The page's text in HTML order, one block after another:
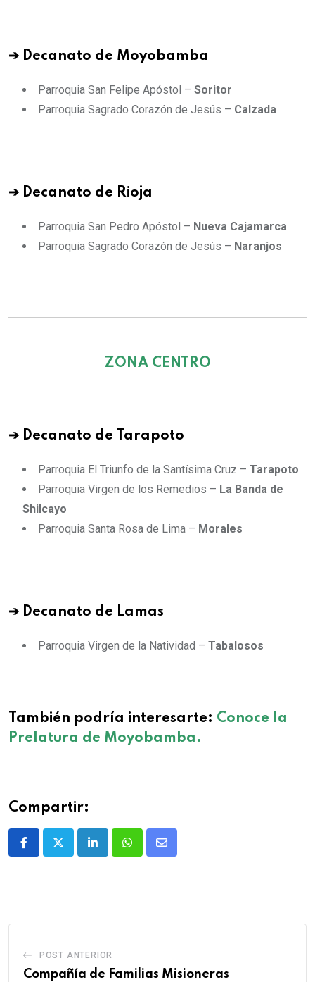
➔ Decanato de Moyobamba
Parroquia San Felipe Apóstol – Soritor
Parroquia Sagrado Corazón de Jesús – Calzada
➔ Decanato de Rioja
Parroquia San Pedro Apóstol – Nueva Cajamarca
Parroquia Sagrado Corazón de Jesús – Naranjos
ZONA CENTRO
➔ Decanato de Tarapoto
Parroquia El Triunfo de la Santísima Cruz – Tarapoto
Parroquia Virgen de los Remedios – La Banda de
Shilcayo
Parroquia Santa Rosa de Lima – Morales
➔ Decanato de Lamas
Parroquia Virgen de la Natividad – Tabalosos
También podría interesarte: Conoce la
Prelatura de Moyobamba.
Compartir:
POST ANTERIOR
Compañía de Familias Misioneras